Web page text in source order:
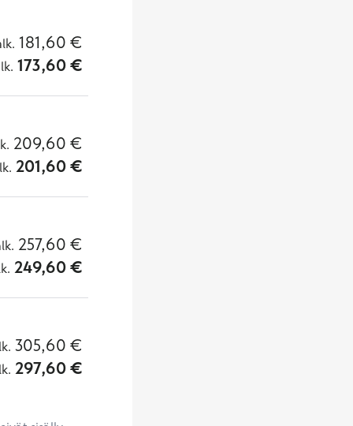
181,60 €
173,60€
209,60 €
201,60€
257,60 €
249,60€
305,60 €
297,60€